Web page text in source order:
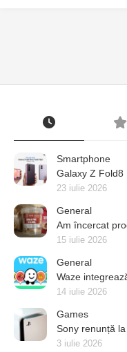
Smartphone
Galaxy Z Fold8
23 iulie 2026
General
Am încercat
15 iulie 2026
General
Waze
14 iulie 2026
Games
Sony renunță
3 iulie 2026